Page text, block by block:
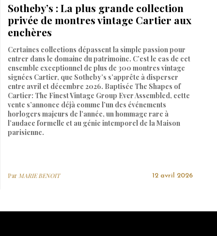
Sotheby’s : La plus grande collection
privée de montres vintage Cartier aux
enchères
Certaines collections dépassent la simple passion pour
entrer dans le domaine du patrimoine. C’est le cas de cet
ensemble exceptionnel de plus de 300 montres vintage
signées Cartier, que Sotheby’s s’apprête à disperser
entre avril et décembre 2026. Baptisée The Shapes of
Cartier: The Finest Vintage Group Ever Assembled, cette
vente s’annonce déjà comme l’un des événements
horlogers majeurs de l’année, un hommage rare à
l’audace formelle et au génie intemporel de la Maison
parisienne.
Par MARIE BENOIT 12 avril 2026